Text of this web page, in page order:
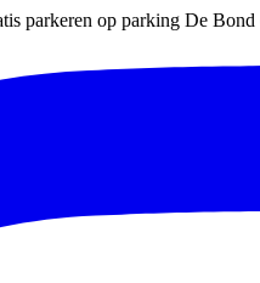
parkeren op parking De